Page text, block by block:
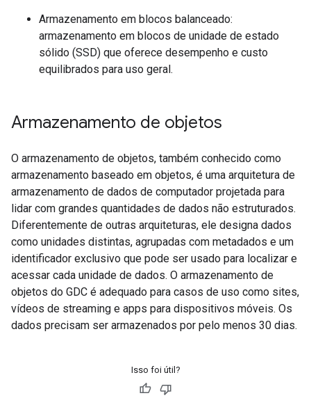
Armazenamento em blocos balanceado:
armazenamento em blocos de unidade de estado
sólido (SSD) que oferece desempenho e custo
equilibrados para uso geral.
Armazenamento de objetos
O armazenamento de objetos, também conhecido como
armazenamento baseado em objetos, é uma arquitetura de
armazenamento de dados de computador projetada para
lidar com grandes quantidades de dados não estruturados.
Diferentemente de outras arquiteturas, ele designa dados
como unidades distintas, agrupadas com metadados e um
identificador exclusivo que pode ser usado para localizar e
acessar cada unidade de dados. O armazenamento de
objetos do GDC é adequado para casos de uso como sites,
vídeos de streaming e apps para dispositivos móveis. Os
dados precisam ser armazenados por pelo menos 30 dias.
Isso foi útil?